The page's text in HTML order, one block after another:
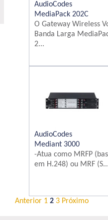
AudioCodes
MediaPack 202C
O Gateway Wireless
Banda Larga
2...
AudioCodes
Mediant 3000
-Atua como MRFP
em H.248) ou MRF
Anterior 1 2 3 Próximo